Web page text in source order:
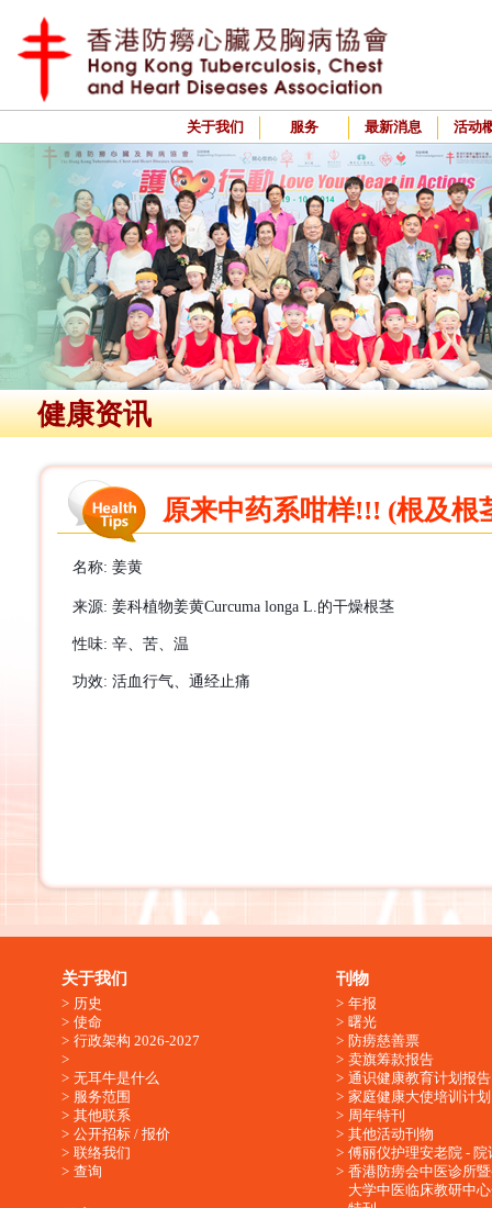
关于我们 服务 最新消息 活动
健康资讯
原来中药系咁样!!! (根及根
名称: 姜黄
来源: 姜科植物姜黄Curcuma longa L.的干燥根茎
性味: 辛、苦、温
功效: 活血行气、通经止痛
关于我们
历史
使命
行政架构 2026-2027
无耳牛是什么
服务范围
其他联系
公开招标 / 报价
联络我们
查询
刊物
年报
曙光
防痨慈善票
卖旗筹款报告
通识健康教育计划报告
家庭健康大使培训计划
周年特刊
其他活动刊物
傅丽仪护理安老院 - 院
香港防痨会中医诊所
大学中医临床教研中